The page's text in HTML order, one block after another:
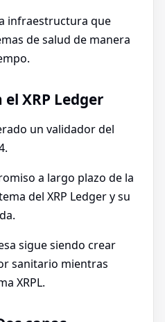
infraestructura que
de salud de manera
XRP Ledger
un validador del
a largo plazo de la
del XRP Ledger y su
sigue siendo crear
sanitario mientras
XRPL.